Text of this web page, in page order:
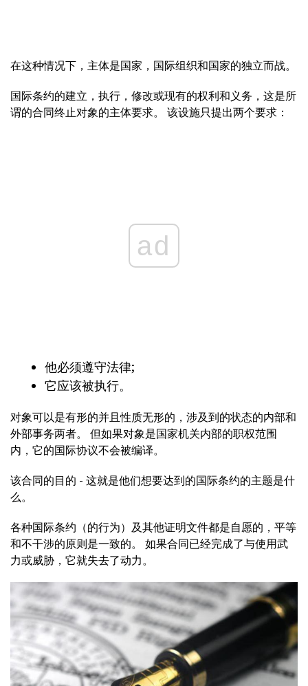
在这种情况下，主体是国家，国际组织和国家的独立而战。
国际条约的建立，执行，修改或现有的权利和义务，这是所
谓的合同终止对象的主体要求。 该设施只提出两个要求：
ad
他必须遵守法律;
它应该被执行。
对象可以是有形的并且性质无形的，涉及到的状态的内部和
外部事务两者。 但如果对象是国家机关内部的职权范围
内，它的国际协议不会被编译。
该合同的目的 - 这就是他们想要达到的国际条约的主题是什
么。
各种国际条约（的行为）及其他证明文件都是自愿的，平等
和不干涉的原则是一致的。 如果合同已经完成了与使用武
力或威胁，它就失去了动力。